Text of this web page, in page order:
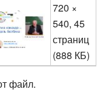
720 ×
540, 45
страниц
(888 КБ)
файл.